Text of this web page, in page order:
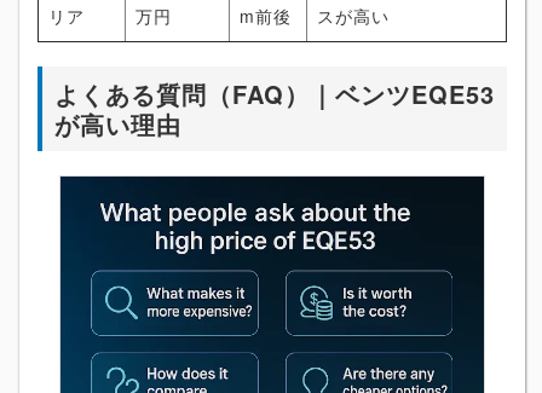
リア
万円
m前後
スが高い
よくある質問（FAQ）｜ベンツEQE53
が高い理由